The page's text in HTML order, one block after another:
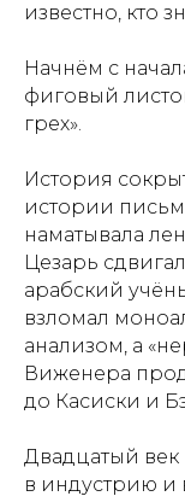
известно, кто
Начнём с
фиговый
грех».
История
истории
наматывала
Цезарь
арабский
взломал
анализом, а
Виженера
до Касиски и
Двадцатый
в индустрию и